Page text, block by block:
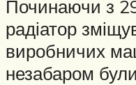
Починаючи з
радіатор
виробничих
незабаром